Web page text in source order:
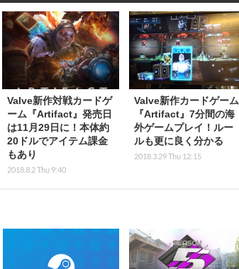
Valve新作対戦カードゲ
ーム『Artifact』発売日
は11月29日に！本体約
20ドルでアイテム課金
もあり
2018.8.2 Thu 9:40
Valve新作カードゲーム
『Artifact』7分間の海
外ゲームプレイ！ルー
ルも更に良く分かる
2018.3.29 Thu 12:15